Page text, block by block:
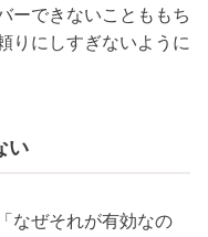
ーできないことももち
りにしすぎないように
い
なぜそれが有効なの